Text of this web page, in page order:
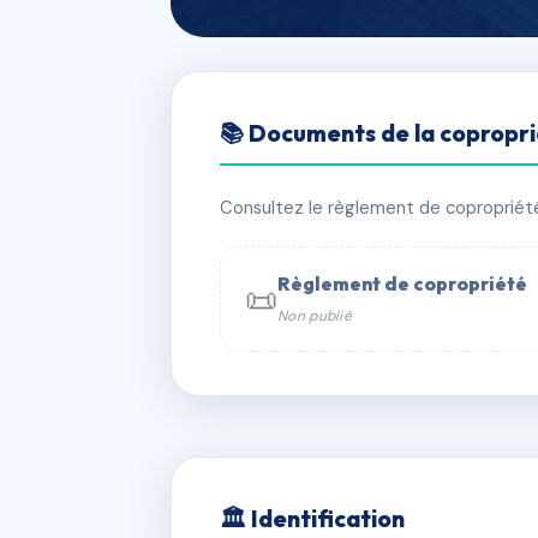
LE SAMOA
📍 LE SAMOA AVENUE JEAN MOULIN
📞 Contacter Syndic Digital
📚 Documents de la
Consultez le règlement de
📜Règlement de copropriété
Non publié
🏛 Identification